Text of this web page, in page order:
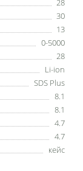
28
30
13
0-5000
28
Li-ion
SDS Plus
8.1
8.1
4.7
4.7
кейс